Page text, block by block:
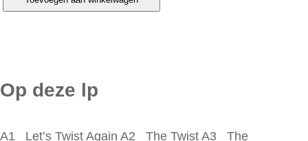
y
Op deze lp
A1 Let’s Twist Again A2 The Twist A3 The